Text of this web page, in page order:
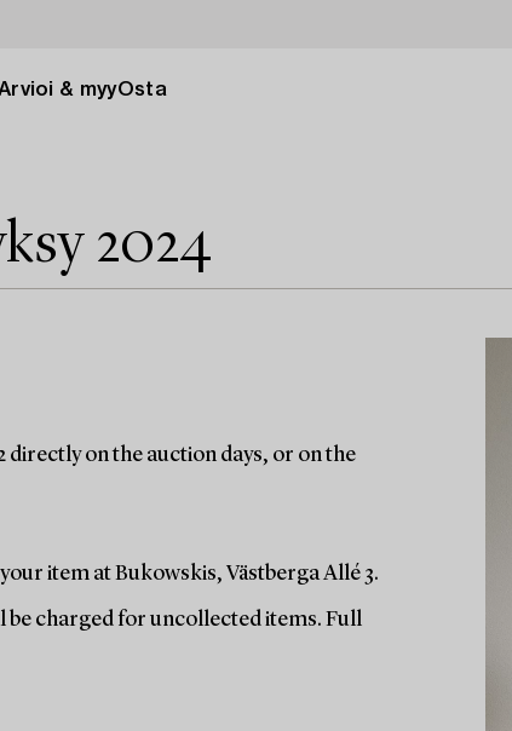
& myyOsta
2024
on the auction days, or on the
item at Bukowskis, Västberga Allé 3.
be charged for uncollected items. Full